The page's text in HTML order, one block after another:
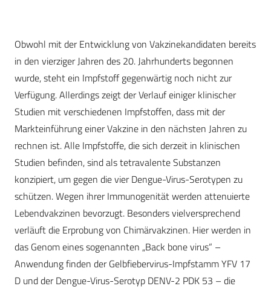
Obwohl mit der Entwicklung von Vakzinekandidaten bereits
in den vierziger Jahren des 20. Jahrhunderts begonnen
wurde, steht ein Impfstoff gegenwärtig noch nicht zur
Verfügung. Allerdings zeigt der Verlauf einiger klinischer
Studien mit verschiedenen Impfstoffen, dass mit der
Markteinführung einer Vakzine in den nächsten Jahren zu
rechnen ist. Alle Impfstoffe, die sich derzeit in klinischen
Studien befinden, sind als tetravalente Substanzen
konzipiert, um gegen die vier Dengue-Virus-Serotypen zu
schützen. Wegen ihrer Immunogenität werden attenuierte
Lebendvakzinen bevorzugt. Besonders vielversprechend
verläuft die Erprobung von Chimärvakzinen. Hier werden in
das Genom eines sogenannten „Back bone virus“ –
Anwendung finden der Gelbfiebervirus-Impfstamm YFV 17
D und der Dengue-Virus-Serotyp DENV-2 PDK 53 – die